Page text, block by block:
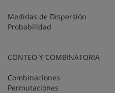
Medidas de Dispersión
Probabilidad
CONTEO Y COMBINATORIA
Combinaciones
Permutaciones